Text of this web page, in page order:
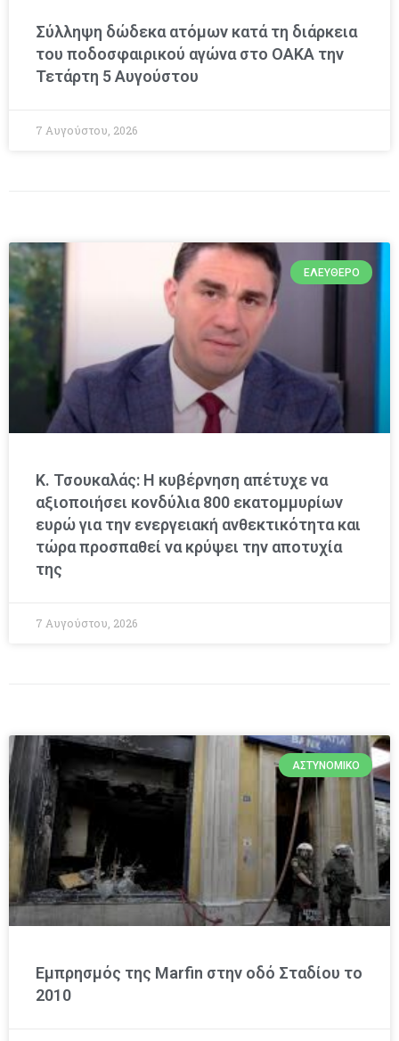
Σύλληψη δώδεκα ατόμων κατά τη διάρκεια
του ποδοσφαιρικού αγώνα στο ΟΑΚΑ την
Τετάρτη 5 Αυγούστου
7 Αυγούστου, 2026
ΕΛΕΎΘΕΡΟ
Κ. Τσουκαλάς: Η κυβέρνηση απέτυχε να
αξιοποιήσει κονδύλια 800 εκατομμυρίων
ευρώ για την ενεργειακή ανθεκτικότητα και
τώρα προσπαθεί να κρύψει την αποτυχία
της
7 Αυγούστου, 2026
ΑΣΤΥΝΟΜΙΚΌ
Εμπρησμός της Marfin στην οδό Σταδίου το
2010